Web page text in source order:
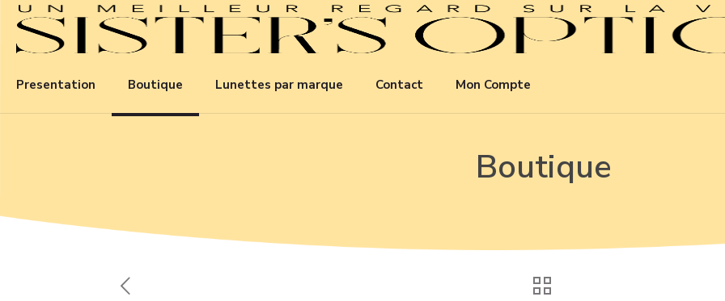
Presentation Boutique Lunettes par marque Contact Mon Compte
Boutique